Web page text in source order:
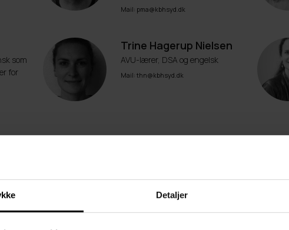
Detaljer
Mail: pma@kbhsyd.dk
som
for
Trine Hagerup Nielsen
AVU-lærer, DSA og engelsk
Mail: thn@kbhsyd.dk